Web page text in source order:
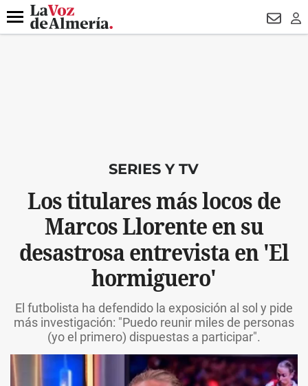
DESTACADO CONDENADOS
Menú
SERIES Y TV
Los titulares más locos de
Marcos Llorente en su
desastrosa entrevista en 'El
hormiguero'
El futbolista ha defendido la exposición al sol y pide
más investigación: "Puedo reunir miles de personas
(yo el primero) dispuestas a participar".